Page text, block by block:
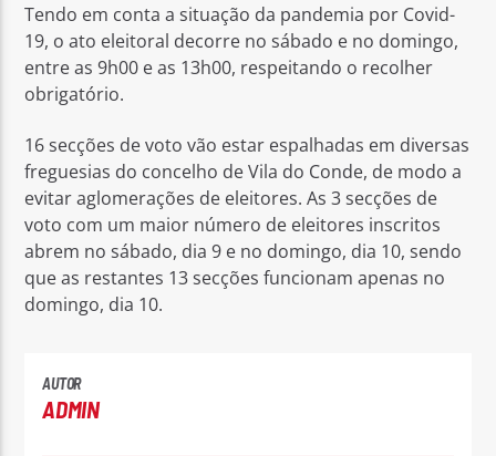
Tendo em conta a situação da pandemia por Covid-
19, o ato eleitoral decorre no sábado e no domingo,
entre as 9h00 e as 13h00, respeitando o recolher
obrigatório.
16 secções de voto vão estar espalhadas em diversas
freguesias do concelho de Vila do Conde, de modo a
evitar aglomerações de eleitores. As 3 secções de
voto com um maior número de eleitores inscritos
abrem no sábado, dia 9 e no domingo, dia 10, sendo
que as restantes 13 secções funcionam apenas no
domingo, dia 10.
AUTOR
ADMIN